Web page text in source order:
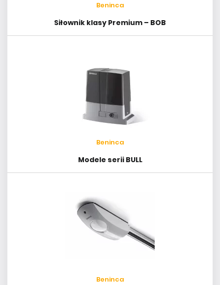
Beninca
Siłownik klasy Premium – BOB
Beninca
Modele serii BULL
Beninca